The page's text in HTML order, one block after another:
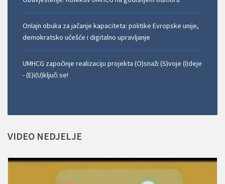
Onlajn obuka za jačanje kapaciteta: politike Evropske unije,
demokratsko učešće i digitalno upravljanje
UMHCG započinje realizaciju projekta (O)snaži (S)voje (I)deje
- (E)i(U)ključi se!
VIDEO NEDJELJE